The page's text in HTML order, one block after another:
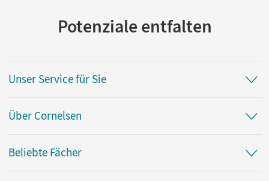
Potenziale entfalten
Unser Service für Sie
Über Cornelsen
Beliebte Fächer